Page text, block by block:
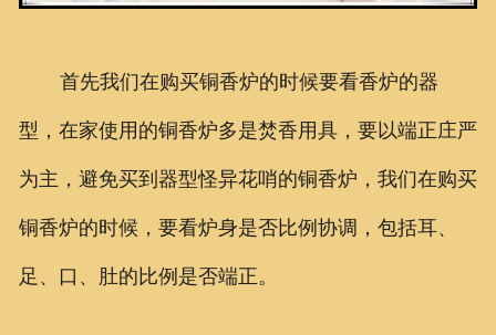
首先我们在购买铜香炉的时候要看香炉的器
型，在家使用的铜香炉多是焚香用具，要以端正庄严
为主，避免买到器型怪异花哨的铜香炉，我们在购买
铜香炉的时候，要看炉身是否比例协调，包括耳、
足、口、肚的比例是否端正。